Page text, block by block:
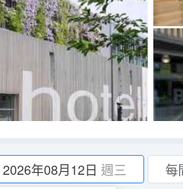
2026年08月12日 週三